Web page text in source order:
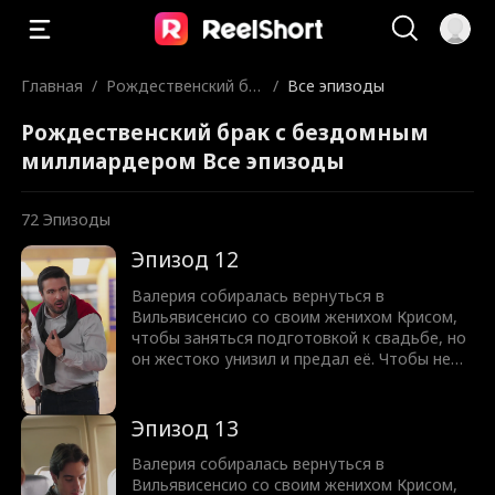
Главная / Рождественский бр
лиардером
/ Все эпизоды
Рождественский брак с бездомным
миллиардером Все эпизоды
72 Эпизоды
Эпизод 12
Валерия собиралась вернуться в
Вильявисенсио со своим женихом Крисом,
чтобы заняться подготовкой к свадьбе, но
он жестоко унизил и предал её. Чтобы не
бездомного, которому она помогала. Но
она и не подозревала, что Самуэль вовсе
не простой бездомный, а харизматичный и
привлекательный миллиардер, генеральный
Эпизод 13
Валерия собиралась вернуться в
Вильявисенсио со своим женихом Крисом,